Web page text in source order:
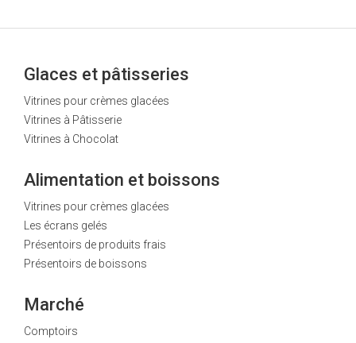
Glaces et pâtisseries
Vitrines pour crèmes glacées
Vitrines à Pâtisserie
Vitrines à Chocolat
Alimentation et boissons
Vitrines pour crèmes glacées
Les écrans gelés
Présentoirs de produits frais
Présentoirs de boissons
Marché
Comptoirs